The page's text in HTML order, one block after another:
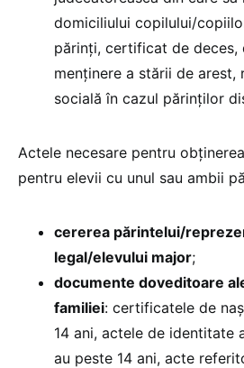
domiciliului copilului/
părinți, certificat de deces,
menținere a stării de arest,
socială în cazul părinților
Actele necesare pentru
pentru elevii cu unul sau ambii
cererea părintelui/
legal/elevului major;
documente doveditoare
familiei: certificatele de
14 ani, actele de identitate
au peste 14 ani, acte